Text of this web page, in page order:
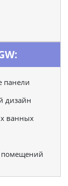
панели
дизайн
ванных
помещений